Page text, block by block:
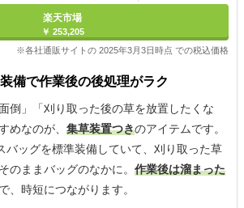
楽天市場
￥ 253,205
※各社通販サイトの 2025年3月3日時点 での税込価格
備で作業後の後処理がラク
倒」「刈り取った後の草を放置したくな
めなのが、 集草装置つきのアイテムです。
バッグを標準装備していて、刈り取った草
のままバッグのなかに。 作業後は溜まった
、時短につながります。